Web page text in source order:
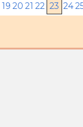
19 20 21 22 23 24